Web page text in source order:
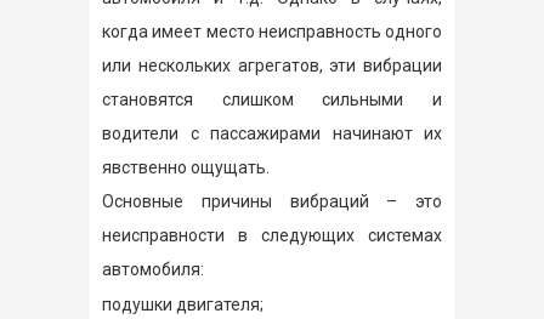
когда имеет место неисправность одного
или нескольких агрегатов, эти вибрации
становятся слишком сильными и
водители с пассажирами начинают их
явственно ощущать.
Основные причины вибраций – это
неисправности в следующих системах
автомобиля:
подушки двигателя;